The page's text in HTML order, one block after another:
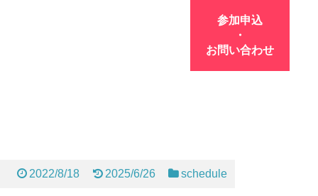
参加申込
・
お問い合わせ
2022/8/18 2025/6/26 schedule